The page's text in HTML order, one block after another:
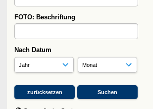
FOTO: Beschriftung
Nach Datum